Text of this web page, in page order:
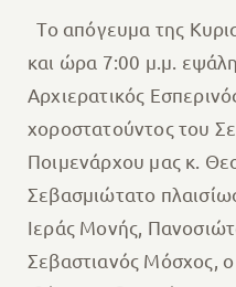
Το απόγευμα της
και ώρα 7:00 μ.μ.
Αρχιερατικός
χοροστατούντος του
Ποιμενάρχου μας κ.
Σεβασμιώτατο
Ιεράς Μονής,
Σεβαστιανός Μόσχος, ο